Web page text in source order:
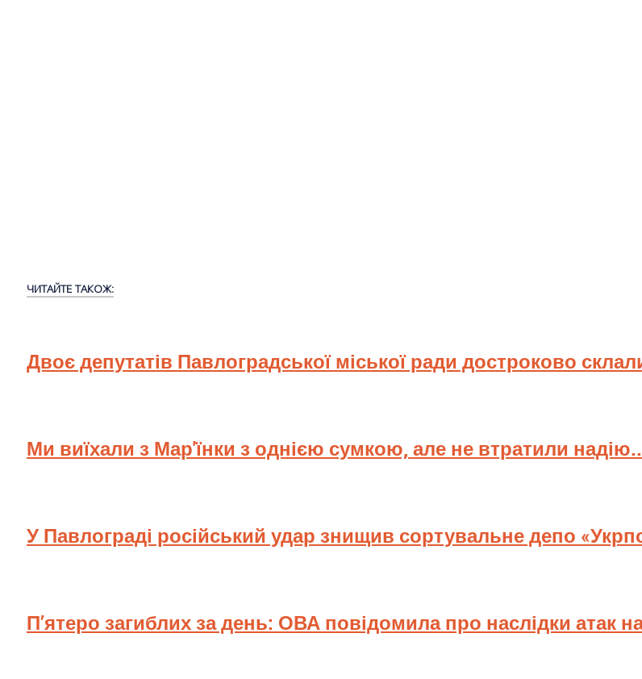
ЧИТАЙТЕ ТАКОЖ:
Двоє депутатів Павлоградської міської ради достроково
Ми виїхали з Мар'їнки з однією сумкою, але не втратили
У Павлограді російський удар знищив сортувальне депо
П’ятеро загиблих за день: ОВА повідомила про наслідки атак